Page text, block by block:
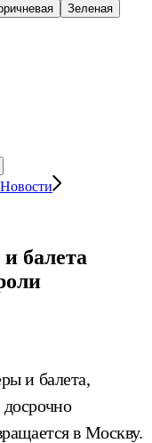
Зеленая
Новости
балета
и балета,
в Москву.